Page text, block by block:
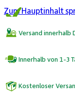
Zum Hauptinhalt
Versand innerhalb
Innerhalb von 1-3
Kostenloser